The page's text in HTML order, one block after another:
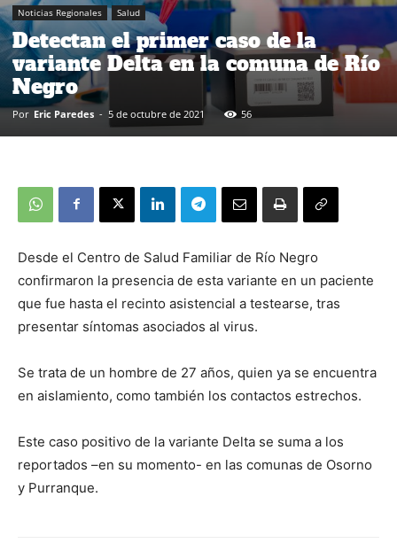
Noticias Regionales Salud
Detectan el primer caso de la
variante Delta en la comuna de Río
Negro
Por Eric Paredes - 5 de octubre de 2021 56
Desde el Centro de Salud Familiar de Río Negro
confirmaron la presencia de esta variante en un paciente
que fue hasta el recinto asistencial a testearse, tras
presentar síntomas asociados al virus.
Se trata de un hombre de 27 años, quien ya se encuentra
en aislamiento, como también los contactos estrechos.
Este caso positivo de la variante Delta se suma a los
reportados –en su momento- en las comunas de Osorno
y Purranque.